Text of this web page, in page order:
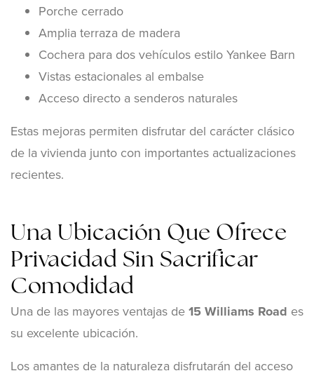
Porche cerrado
Amplia terraza de madera
Cochera para dos vehículos estilo Yankee Barn
Vistas estacionales al embalse
Acceso directo a senderos naturales
Estas mejoras permiten disfrutar del carácter clásico
de la vivienda junto con importantes actualizaciones
recientes.
Una Ubicación Que Ofrece
Privacidad Sin Sacrificar
Comodidad
Una de las mayores ventajas de15 Williams Road es
su excelente ubicación.
Los amantes de la naturaleza disfrutarán del acceso